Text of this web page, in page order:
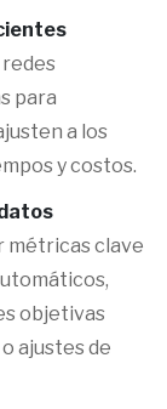
para
a los
y costos.
métricas clave
objetivas
ajustes de